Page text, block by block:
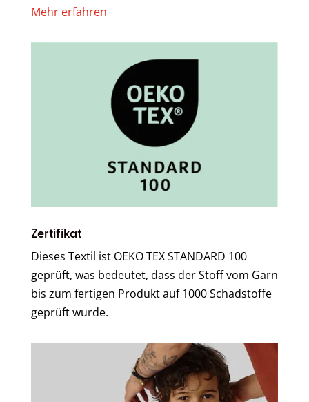
Mehr erfahren
Zertifikat
Dieses Textil ist OEKO TEX STANDARD 100
geprüft, was bedeutet, dass der Stoff vom Garn
bis zum fertigen Produkt auf 1000 Schadstoffe
geprüft wurde.